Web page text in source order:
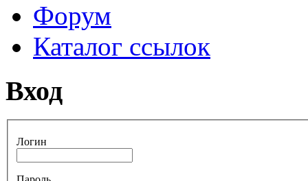
Форум
Каталог ссылок
Вход
Логин